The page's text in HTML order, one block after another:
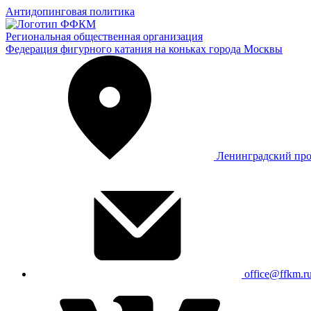
Антидопинговая политика
Региональная общественная организация
Федерация фигурного катания на коньках города Москвы
Ленинградский
office@ffkm.ru